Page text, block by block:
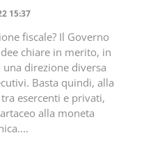
15:37
fiscale? Il Governo
chiare in merito, in
direzione diversa
Basta quindi, alla
esercenti e privati,
alla moneta